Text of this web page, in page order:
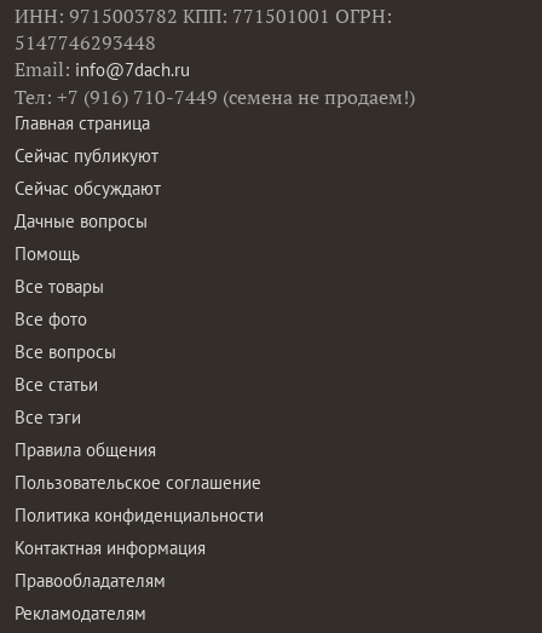
ИНН: 9715003782 КПП: 771501001 ОГРН:
5147746293448
Email: info@7dach.ru
Тел: +7 (916) 710-7449 (семена не продаем!)
Главная страница
Сейчас публикуют
Сейчас обсуждают
Дачные вопросы
Помощь
Все товары
Все фото
Все вопросы
Все статьи
Все тэги
Правила общения
Пользовательское соглашение
Политика конфиденциальности
Контактная информация
Правообладателям
Рекламодателям